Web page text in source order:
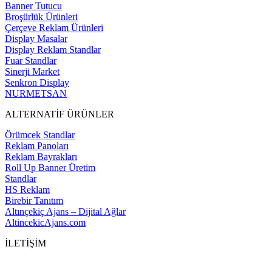
Banner Tutucu
Broşürlük Ürünleri
Çerçeve Reklam Ürünleri
Display Masalar
Display Reklam Standlar
Fuar Standlar
Sinerji Market
Senkron Display
NURMETSAN
ALTERNATİF ÜRÜNLER
Örümcek Standlar
Reklam Panoları
Reklam Bayrakları
Roll Up Banner Üretim
Standlar
HS Reklam
Birebir Tanıtım
Altınçekiç Ajans – Dijital Ağlar
AltincekicAjans.com
İLETİŞİM